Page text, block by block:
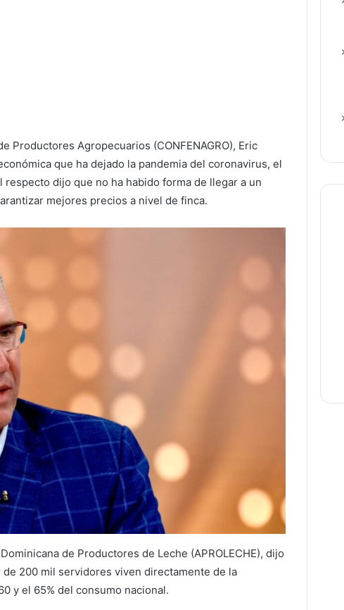
Productores Agropecuarios (CONFENAGRO), Eric
que ha dejado la pandemia del coronavirus, el
dijo que no ha habido forma de llegar a un
mejores precios a nivel de finca.
de Productores de Leche (APROLECHE), dijo
200 mil servidores viven directamente de la
y el 65% del consumo nacional.